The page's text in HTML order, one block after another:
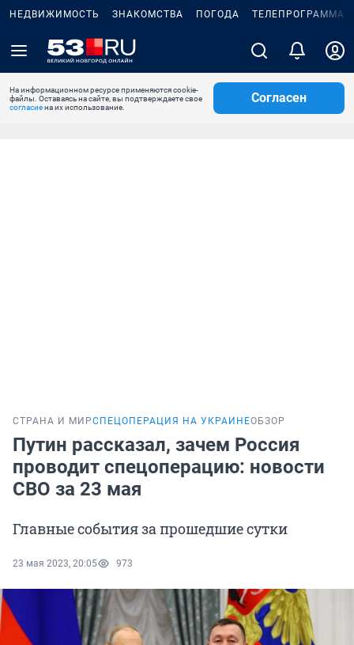
НЕДВИЖИМОСТЬ ЗНАКОМСТВА ПОГОДА ТЕЛЕПРОГРАММА
На информационном ресурсе применяются cookie-
файлы. Оставаясь на сайте, вы подтверждаете свое
согласиена их использование.
Согласен
СТРАНА И МИРСПЕЦОПЕРАЦИЯ НА УКРАИНЕОБЗОР
Путин рассказал, зачем Россия
проводит спецоперацию: новости
СВО за 23 мая
Главные события за прошедшие сутки
23 мая 2023, 20:05 973